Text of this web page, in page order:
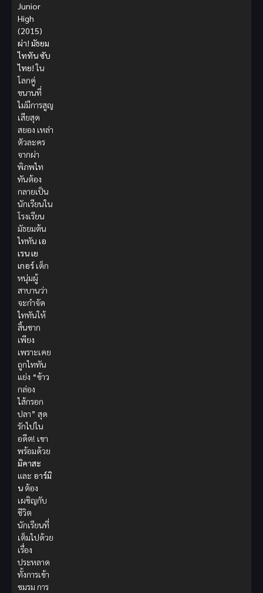
Junior
High
(2015)
ผ่า! มัธยม
ไททัน ซับ
ไทย!ใน
โลกคู่
ขนานที่
ไม่มีการสูญ
เสียสุด
สยอง เหล่า
ตัวละคร
จากผ่า
พิภพไท
ทันต้อง
กลายเป็น
นักเรียนใน
โรงเรียน
มัธยมต้น
ไททัน เอ
เรน เย
เกอร์ เด็ก
หนุ่มผู้
สาบานว่า
จะกำจัด
ไททันให้
สิ้นซาก
เพียง
เพราะเคย
ถูกไททัน
แย่ง “ข้าว
กล่อง
ไส้กรอก
ปลา” สุด
รักไปใน
อดีต! เขา
พร้อมด้วย
มิคาสะ
และ อาร์มิ
น ต้อง
เผชิญกับ
ชีวิต
นักเรียนที่
เต็มไปด้วย
เรื่อง
ประหลาด
ทั้งการเข้า
ชมรม การ